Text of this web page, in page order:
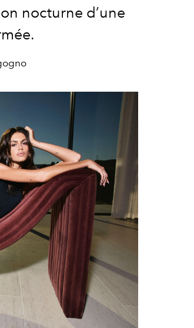
nocturne d’une